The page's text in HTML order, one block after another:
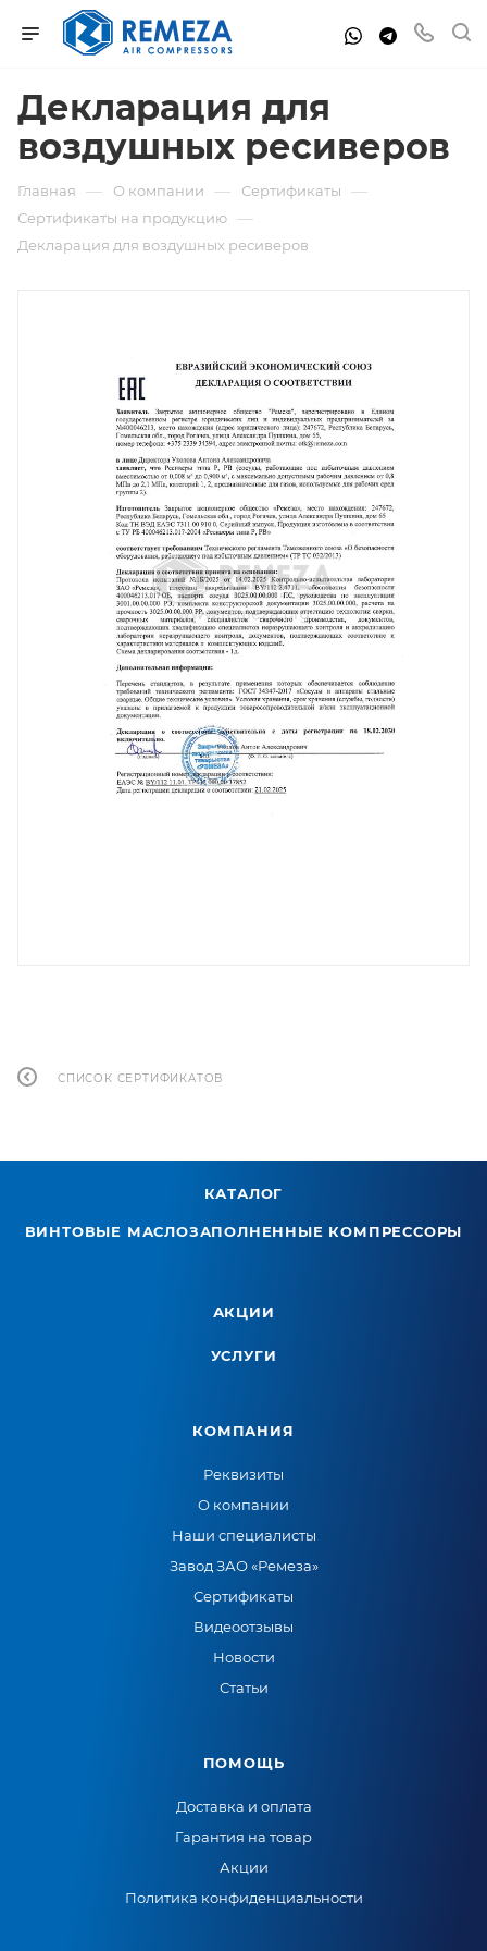
Декларация для
воздушных ресиверов
Главная — О компании — Сертификаты —
Сертификаты на продукцию —
Декларация для воздушных ресиверов
СПИСОК СЕРТИФИКАТОВ
КАТАЛОГ
ВИНТОВЫЕ МАСЛОЗАПОЛНЕННЫЕ КОМПРЕССОРЫ
АКЦИИ
УСЛУГИ
КОМПАНИЯ
Реквизиты
О компании
Наши специалисты
Завод ЗАО «Ремеза»
Сертификаты
Видеоотзывы
Новости
Статьи
ПОМОЩЬ
Доставка и оплата
Гарантия на товар
Акции
Политика конфиденциальности